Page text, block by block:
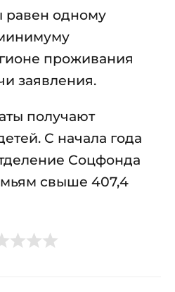
равен одному
проживания
заявления.
получают
С начала года
Соцфонда
свыше 407,4